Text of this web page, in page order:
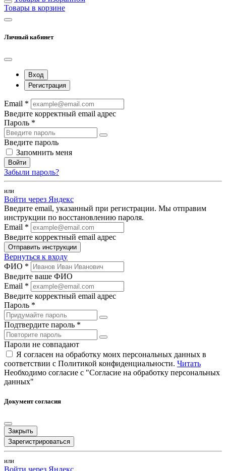
Товары в корзине
Личный кабинет
Вход
Регистрация
Email *
Введите корректный email адрес
Пароль *
Введите пароль
Запомнить меня
Войти
Забыли пароль?
или
Войти через Яндекс
Введите email, указанный при регистрации. Мы отправим
инструкции по восстановлению пароля.
Email *
Введите корректный email адрес
Отправить инструкции
Вернуться к входу
ФИО *
Введите ваше ФИО
Email *
Введите корректный email адрес
Пароль *
Подтвердите пароль *
Пароли не совпадают
Я согласен на обработку моих персональных данных в
соответствии с Политикой конфиденциальности. Читать
Необходимо согласие с "Согласие на обработку персональных
данных"
Документ согласия
Закрыть
Зарегистрироваться
или